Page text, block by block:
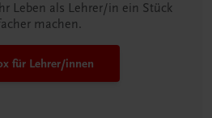
Leben als Lehrer/in ein Stück
machen.
für Lehrer/innen